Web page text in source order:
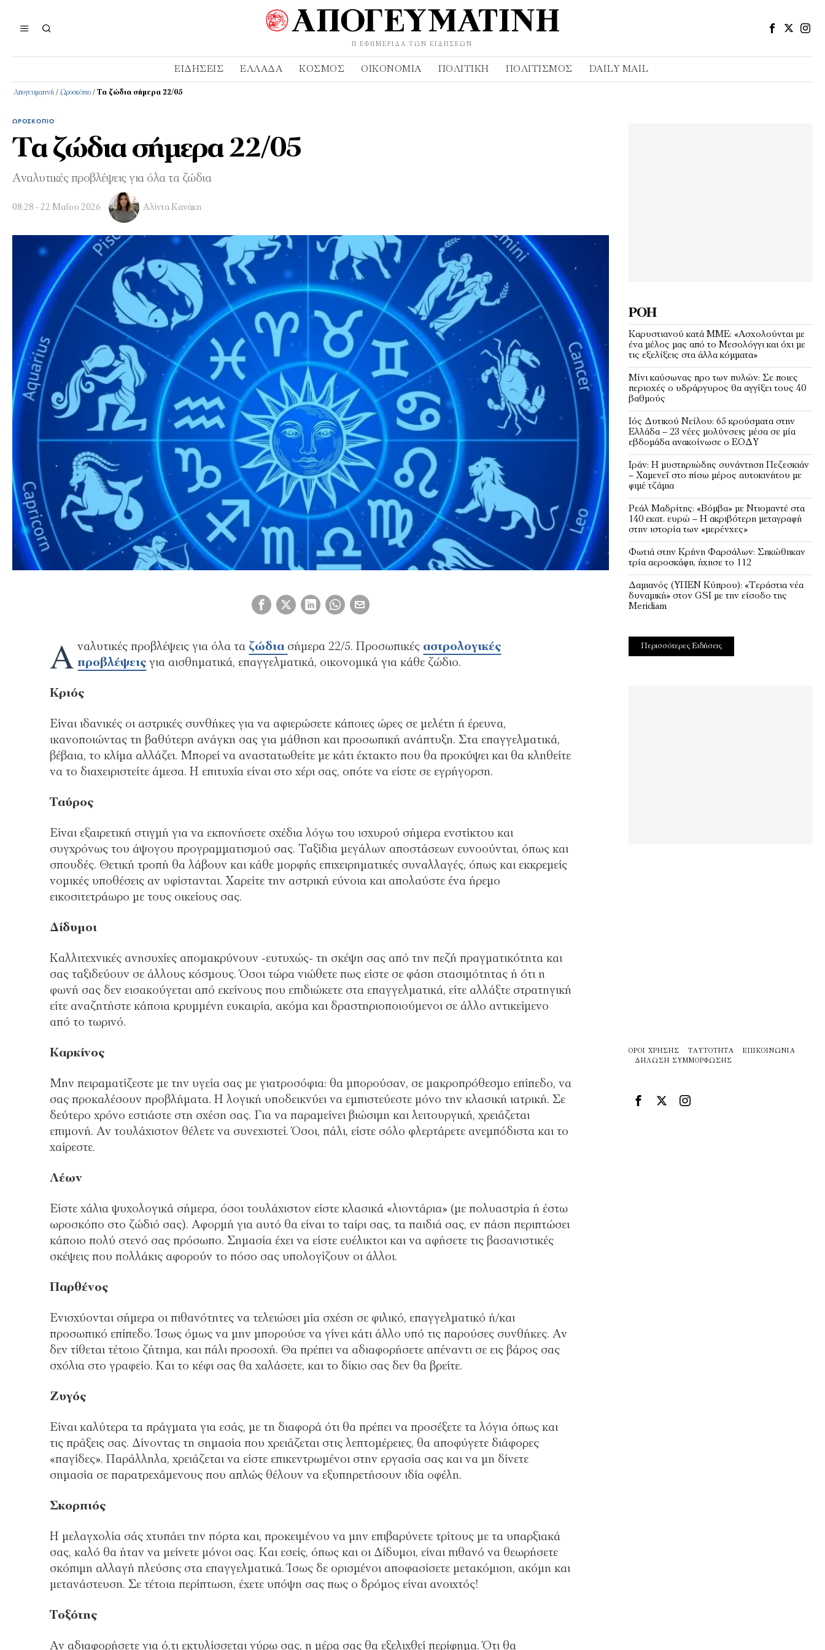
Η ΕΦΗΜΕΡΊΔΑ ΤΩΝ ΕΙΔΉΣΕΩΝ
ΕΙΔΉΣΕΙΣ ΕΛΛΆΔΑ ΚΌΣΜΟΣ ΟΙΚΟΝΟΜΊΑ ΠΟΛΙΤΙΚΉ ΠΟΛΙΤΙΣΜΌΣ DAILY MAIL
Απογευματινή / Ωροσκόπιο / Τα ζώδια σήμερα 22/05
ΩΡΟΣΚΌΠΙΟ
Τα ζώδια σήμερα 22/05
Αναλυτικές προβλέψεις για όλα τα ζώδια
08:28 - 22 Μαΐου 2026 Αλίντα Κανάκη
Α ναλυτικές προβλέψεις για όλα τα ζώδια σήμερα 22/5. Προσωπικές αστρολογικές
προβλέψεις για αισθηματικά, επαγγελματικά, οικονομικά για κάθε ζώδιο.
Κριός
Είναι ιδανικές οι αστρικές συνθήκες για να αφιερώσετε κάποιες ώρες σε μελέτη ή έρευνα,
ικανοποιώντας τη βαθύτερη ανάγκη σας για μάθηση και προσωπική ανάπτυξη. Στα επαγγελματικά,
βέβαια, το κλίμα αλλάζει. Μπορεί να αναστατωθείτε με κάτι έκτακτο που θα προκύψει και θα κληθείτε
να το διαχειριστείτε άμεσα. Η επιτυχία είναι στο χέρι σας, οπότε να είστε σε εγρήγορση.
Ταύρος
Είναι εξαιρετική στιγμή για να εκπονήσετε σχέδια λόγω του ισχυρού σήμερα ενστίκτου και
συγχρόνως του άψογου προγραμματισμού σας. Ταξίδια μεγάλων αποστάσεων ευνοούνται, όπως και
σπουδές. Θετική τροπή θα λάβουν και κάθε μορφής επιχειρηματικές συναλλαγές, όπως και εκκρεμείς
νομικές υποθέσεις αν υφίστανται. Χαρείτε την αστρική εύνοια και απολαύστε ένα ήρεμο
εικοσιτετράωρο με τους οικείους σας.
Δίδυμοι
Καλλιτεχνικές ανησυχίες απομακρύνουν -ευτυχώς- τη σκέψη σας από την πεζή πραγματικότητα και
σας ταξιδεύουν σε άλλους κόσμους. Όσοι τώρα νιώθετε πως είστε σε φάση στασιμότητας ή ότι η
φωνή σας δεν εισακούγεται από εκείνους που επιδιώκετε στα επαγγελματικά, είτε αλλάξτε στρατηγική
είτε αναζητήστε κάποια κρυμμένη ευκαιρία, ακόμα και δραστηριοποιούμενοι σε άλλο αντικείμενο
από το τωρινό.
Καρκίνος
Μην πειραματίζεστε με την υγεία σας με γιατροσόφια: θα μπορούσαν, σε μακροπρόθεσμο επίπεδο, να
σας προκαλέσουν προβλήματα. Η λογική υποδεικνύει να εμπιστεύεστε μόνο την κλασική ιατρική. Σε
δεύτερο χρόνο εστιάστε στη σχέση σας. Για να παραμείνει βιώσιμη και λειτουργική, χρειάζεται
επιμονή. Αν τουλάχιστον θέλετε να συνεχιστεί. Όσοι, πάλι, είστε σόλο φλερτάρετε ανεμπόδιστα και το
χαίρεστε.
Λέων
Είστε χάλια ψυχολογικά σήμερα, όσοι τουλάχιστον είστε κλασικά «λιοντάρια» (με πολυαστρία ή έστω
ωροσκόπο στο ζώδιό σας). Αφορμή για αυτό θα είναι το ταίρι σας, τα παιδιά σας, εν πάση περιπτώσει
κάποιο πολύ στενό σας πρόσωπο. Σημασία έχει να είστε ευέλικτοι και να αφήσετε τις βασανιστικές
σκέψεις που πολλάκις αφορούν το πόσο σας υπολογίζουν οι άλλοι.
Παρθένος
Ενισχύονται σήμερα οι πιθανότητες να τελειώσει μία σχέση σε φιλικό, επαγγελματικό ή/και
προσωπικό επίπεδο. Ίσως όμως να μην μπορούσε να γίνει κάτι άλλο υπό τις παρούσες συνθήκες. Αν
δεν τίθεται τέτοιο ζήτημα, και πάλι προσοχή. Θα πρέπει να αδιαφορήσετε απέναντι σε εις βάρος σας
σχόλια στο γραφείο. Και το κέφι σας θα χαλάσετε, και το δίκιο σας δεν θα βρείτε.
Ζυγός
Είναι καλύτερα τα πράγματα για εσάς, με τη διαφορά ότι θα πρέπει να προσέξετε τα λόγια όπως και
τις πράξεις σας. Δίνοντας τη σημασία που χρειάζεται στις λεπτομέρειες, θα αποφύγετε διάφορες
«παγίδες». Παράλληλα, χρειάζεται να είστε επικεντρωμένοι στην εργασία σας και να μη δίνετε
σημασία σε παρατρεχάμενους που απλώς θέλουν να εξυπηρετήσουν ιδία οφέλη.
Σκορπιός
Η μελαγχολία σάς χτυπάει την πόρτα και, προκειμένου να μην επιβαρύνετε τρίτους με τα υπαρξιακά
σας, καλό θα ήταν να μείνετε μόνοι σας. Και εσείς, όπως και οι Δίδυμοι, είναι πιθανό να θεωρήσετε
σκόπιμη αλλαγή πλεύσης στα επαγγελματικά. Ίσως δε ορισμένοι αποφασίσετε μετακόμιση, ακόμη και
μετανάστευση. Σε τέτοια περίπτωση, έχετε υπόψη σας πως ο δρόμος είναι ανοιχτός!
Τοξότης
Αν αδιαφορήσετε για ό,τι εκτυλίσσεται γύρω σας, η μέρα σας θα εξελιχθεί περίφημα. Ότι θα
ΡΟΉ
Καρυστιανού κατά ΜΜΕ: «Ασχολούνται με
ένα μέλος μας από το Μεσολόγγι και όχι με
τις εξελίξεις στα άλλα κόμματα»
Μίνι καύσωνας προ των πυλών: Σε ποιες
περιοχές ο υδράργυρος θα αγγίξει τους 40
βαθμούς
Ιός Δυτικού Νείλου: 65 κρούσματα στην
Ελλάδα – 23 νέες μολύνσεις μέσα σε μία
εβδομάδα ανακοίνωσε ο ΕΟΔΥ
Ιράν: Η μυστηριώδης συνάντηση Πεζεσκιάν
– Χαμενεΐ στο πίσω μέρος αυτοκινήτου με
φιμέ τζάμια
Ρεάλ Μαδρίτης: «Βόμβα» με Ντιομαντέ στα
140 εκατ. ευρώ – Η ακριβότερη μεταγραφή
στην ιστορία των «μερένχες»
Φωτιά στην Κρήνη Φαρσάλων: Σηκώθηκαν
τρία αεροσκάφη, ήχησε το 112
Δαμιανός (ΥΠΕΝ Κύπρου): «Τεράστια νέα
δυναμική» στον GSI με την είσοδο της
Meridiam
Περισσότερες Ειδήσεις
ΌΡΟΙ ΧΡΉΣΗΣ ΤΑΥΤΌΤΗΤΑ
ΕΠΙΚΟΙΝΩΝΊΑ
ΔΉΛΩΣΗ ΣΥΜΜΌΡΦΩΣΗΣ